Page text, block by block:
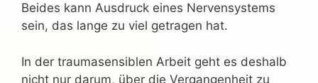
Beides kann Ausdruck eines Nervensystems
sein, das lange zu viel getragen hat.
In der traumasensiblen Arbeit geht es deshalb
nicht nur darum, über die Vergangenheit zu